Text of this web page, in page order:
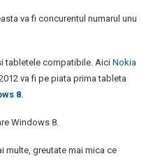
va fi concurentul numarul unu
tabletele compatibile. Aici Nokia
va fi pe piata prima tableta
8.
Windows 8.
multe, greutate mai mica ce